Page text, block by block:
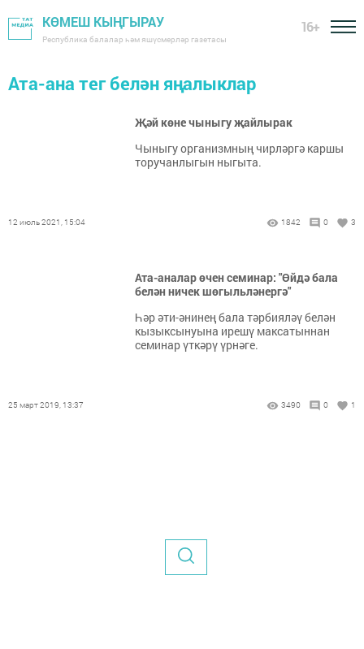
КӨМЕШ КЫҢГЫРАУ
Республика балалар һәм яшүсмерләр газетасы
16+
Ата-ана тег белән яңалыклар
Җәй көне чыныгу җайлырак
Чыныгу организмның чирләргә каршы
торучанлыгын ныгыта.
12 июль 2021, 15:04 1842 0 3
Ата-аналар өчен семинар: "Өйдә бала
белән ничек шөгыльләнергә"
Һәр әти-әнинең бала тәрбияләү белән
кызыксынуына ирешү максатыннан
семинар үткәрү үрнәге.
25 март 2019, 13:37 3490 0 1